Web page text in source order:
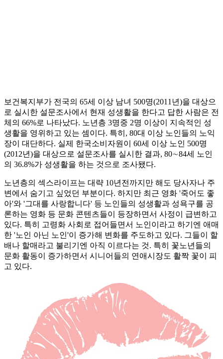
보건복지부가 전국의 65세 이상 남녀 500명(2011년)을 대상으
로 실시한 설문조사에서 현재 성생활을 한다고 답한 사람은 전
체의 66%로 나타났다. 노년층 3명중 2명 이상이 지속적인 성
생활을 영위하고 있는 셈이다. 특히, 80대 이상 노인들의 노익
장이 대단하다. 실제 한국소비자원이 60세 이상 노인 500명
(2012년)을 대상으로 설문조사를 실시한 결과, 80∼84세 노인
의 36.8%가 성생활을 하는 것으로 조사됐다.
노년층의 섹스라이프는 대략 10년전까지만 해도 당사자나 주
변에서 숨기고 싶었던 부분이다. 하지만 최근 영화 '죽어도 좋
아'와 '그대를 사랑합니다' 등 노인들의 성생활과 성욕구를 공
론하는 영화 등 문화 콘텐츠들이 등장하면서 사정이 급변하고
있다. 특히 고령화 사회로 접어들면서 노인이라고 하기엔 애매
한 '노인 아닌 노인'이 증가해 변화를 주도하고 있다. 그들이 할
배나 할매라고 불리기엔 아직 이르다는 것. 특히 꽃노년들의
문화 활동이 증가하면서 시니어들의 연애시장도 활짝 꽃이 피
고 있다.